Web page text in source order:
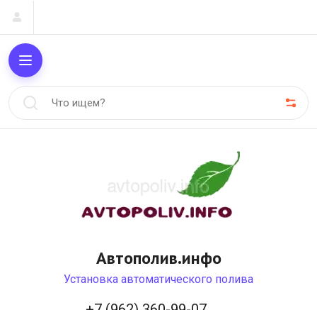
Автополив.инфо
Установка автоматического полива